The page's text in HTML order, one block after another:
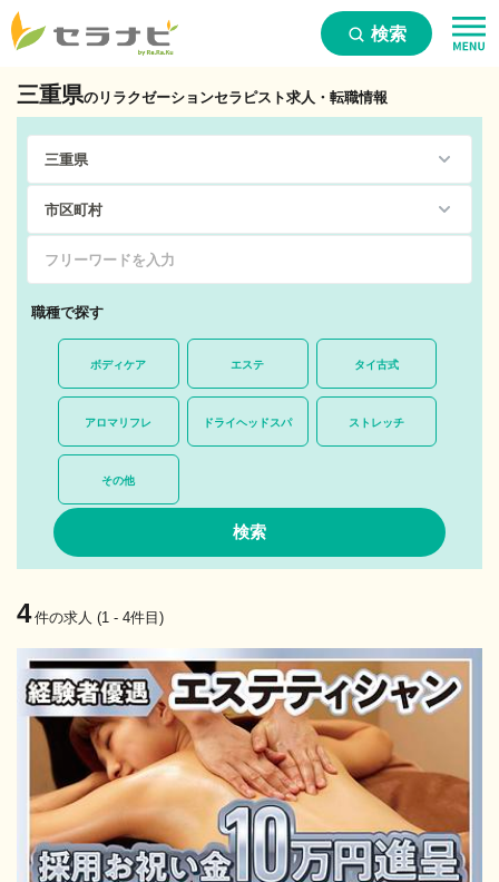
検索
三重県のリラクゼーションセラピスト求人・転職情報
職種で探す
ボディケア エステ タイ古式
アロマリフレ ドライヘッドスパ ストレッチ
その他
4 件の求人 (1 - 4件目)